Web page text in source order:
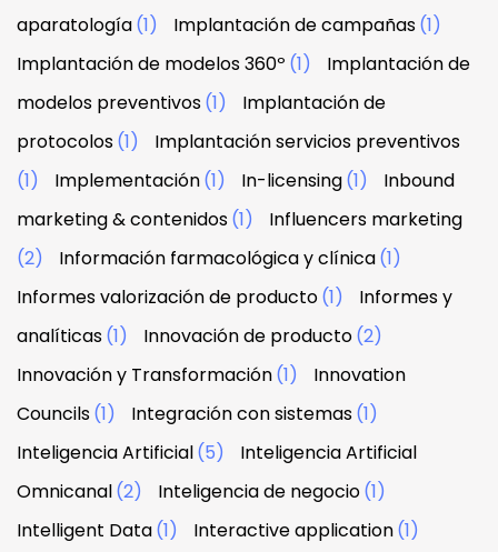
aparatología(1) Implantación de campañas(1)
Implantación de modelos 360º (1)
Implantación de
modelos preventivos(1)
Implantación de
protocolos(1)
Implantación servicios preventivos
(1)
Implementación(1) In-licensing(1)
Inbound
marketing & contenidos(1)
Influencers marketing
(2)
Información farmacológica y clínica(1)
Informes valorización de producto(1)
Informes y
analíticas(1) Innovación de producto(2)
Innovación y Transformación(1)
Innovation
Councils(1) Integración con sistemas(1)
Inteligencia Artificial(5)
Inteligencia Artificial
Omnicanal(2) Inteligencia de negocio(1)
Intelligent Data(1) Interactive application(1)